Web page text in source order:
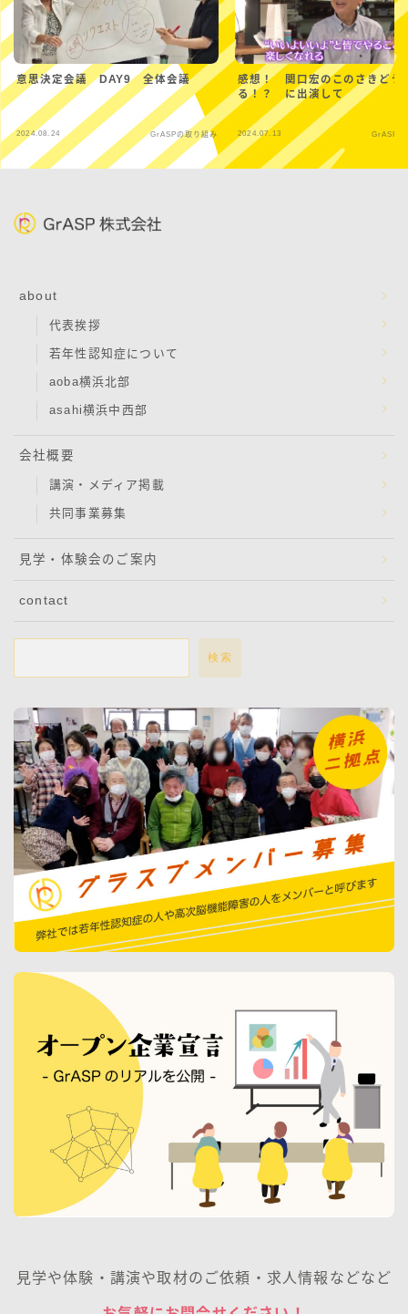
意思決定会議 DAY9 全体会議
2024.08.24 GrASPの取り組み
感想！ 関口宏のこのさきどう
る！？ に出演して
2024.07.13 GrASPの
about
代表挨拶
若年性認知症について
aoba横浜北部
asahi横浜中西部
会社概要
講演・メディア掲載
共同事業募集
見学・体験会のご案内
contact
検索
見学や体験・講演や取材のご依頼・求人情報などなど